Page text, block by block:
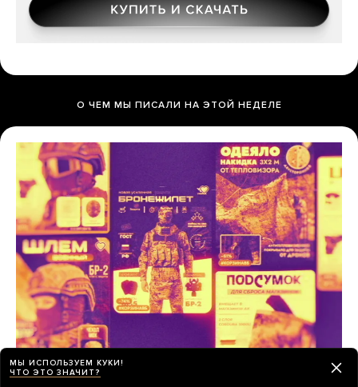
О ЧЕМ МЫ ПИСАЛИ НА ЭТОЙ НЕДЕЛЕ
Украина утверждает, что Wildberries
МЫ ИСПОЛЬЗУЕМ КУКИ!
ЧТО ЭТО ЗНАЧИТ?